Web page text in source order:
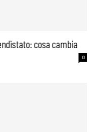
cosa cambia
0